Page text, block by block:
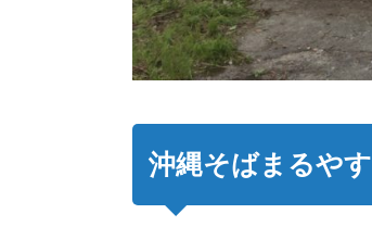
沖縄そばまるやす